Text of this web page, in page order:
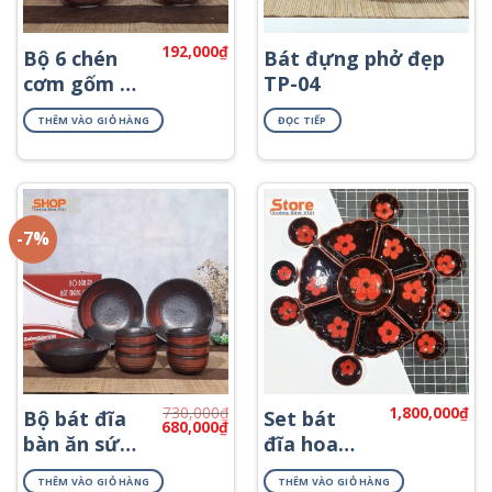
Bộ 6 chén
cơm gốm sứ
Bát Tràng
BC-01
192,000₫
THÊM VÀO GIỎ HÀNG
Bát đựng phở đẹp
TP-04
ĐỌC TIẾP
-7%
Bộ bát đĩa
bàn ăn sứ
kiểu Nhật
730,000₫
Giá
gốc
680,000₫Giá
680,000₫.
THÊM VÀO GIỎ HÀNG
Set bát
đĩa hoa
mặt trời
1,800,000₫
THÊM VÀO GIỎ HÀNG